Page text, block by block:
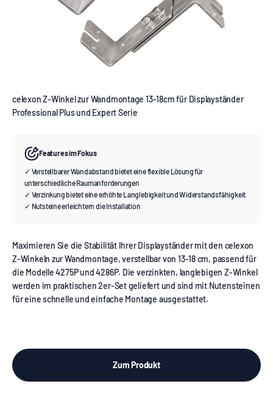
celexon Z-Winkel zur Wandmontage 13-18cm für Displayständer
Professional Plus und Expert Serie
Features im Fokus
✓ Verstellbarer Wandabstand bietet eine flexible Lösung für
unterschiedliche Raumanforderungen
✓ Verzinkung bietet eine erhöhte Langlebigkeit und Widerstandsfähigkeit
✓ Nutsteine erleichtern die Installation
Maximieren Sie die Stabilität Ihrer Displayständer mit den celexon
Z-Winkeln zur Wandmontage, verstellbar von 13-18 cm, passend für
die Modelle 4275P und 4286P. Die verzinkten, langlebigen Z-Winkel
werden im praktischen 2er-Set geliefert und sind mit Nutensteinen
für eine schnelle und einfache Montage ausgestattet.
Zum Produkt